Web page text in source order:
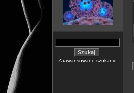
Zaawansowane szukanie